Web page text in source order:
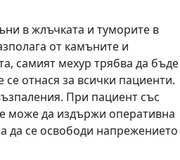
в жлъчката и туморите в
от камъните и
самият мехур трябва да бъде
отнася за всички пациенти.
При пациент със
може да издържи оперативна
да се освободи напрежението